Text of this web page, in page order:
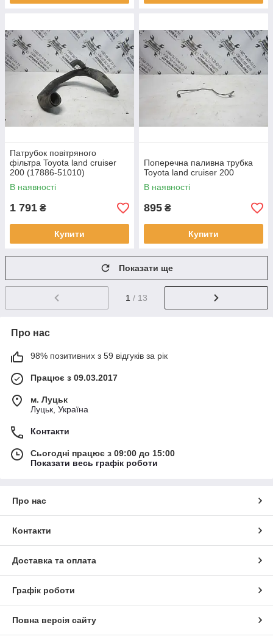
Патрубок повітряного
фільтра Toyota land cruiser
200 (17886-51010)
В наявності
1 791 ₴
Купити
Поперечна паливна трубка
Toyota land cruiser 200
В наявності
895 ₴
Купити
Показати ще
1 / 13
Про нас
98% позитивних з 59 відгуків за рік
Працює з 09.03.2017
м. Луцьк
Луцьк, Україна
Контакти
Сьогодні працює з 09:00 до 15:00
Показати весь графік роботи
Про нас
Контакти
Доставка та оплата
Графік роботи
Повна версія сайту